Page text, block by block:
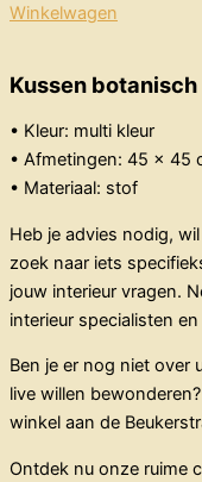
Winkelwagen
Kussen botanisch
• Kleur: multi kleur
• Afmetingen: 45 x 45
• Materiaal: stof
Heb je advies nodig,
zoek naar iets
jouw interieur vragen.
interieur specialisten
Ben je er nog niet over
live willen
winkel aan de
Ontdek nu onze ruime